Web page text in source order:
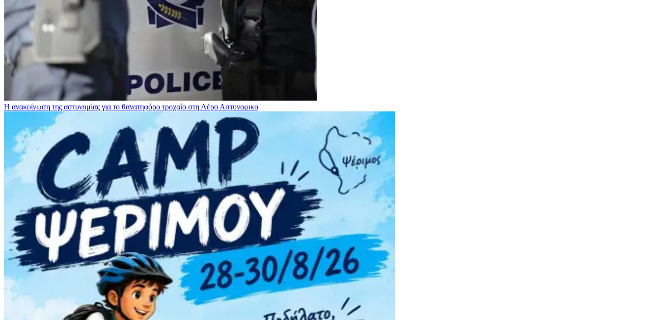
Η ανακοίνωση της αστυνομίας για το θανατηφόρο τροχαίο στη Λέρο Αστυνομικο